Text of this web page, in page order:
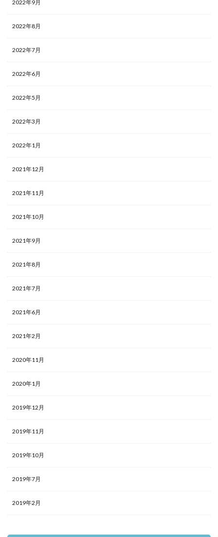
2022年9月
2022年8月
2022年7月
2022年6月
2022年5月
2022年3月
2022年1月
2021年12月
2021年11月
2021年10月
2021年9月
2021年8月
2021年7月
2021年6月
2021年2月
2020年11月
2020年1月
2019年12月
2019年11月
2019年10月
2019年7月
2019年2月